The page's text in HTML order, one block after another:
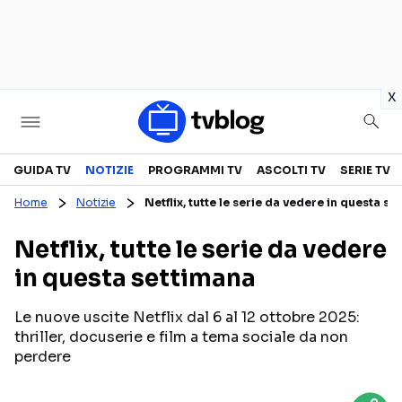
x
Televisione
CANALI TV
PROGRAMMI TV
PERSONAGGI TV
SERIE TV
REALITY SHOW
FICTION
GUIDA TV NOTIZIE PROGRAMMI TV ASCOLTI TV SERIE TV
Home Notizie Netflix, tutte le serie da vedere in questa
Netflix, tutte le serie da vedere
in questa settimana
Le nuove uscite Netflix dal 6 al 12 ottobre 2025:
thriller, docuserie e film a tema sociale da non
perdere